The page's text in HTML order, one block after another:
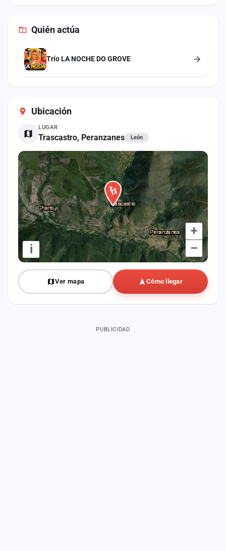
Ubicación
LUGAR
Trascastro, Peranzanes León
+
–
i
Ver mapa Cómo llegar
Quién actúa
Trío LA NOCHE DO GROVE
PUBLICIDAD